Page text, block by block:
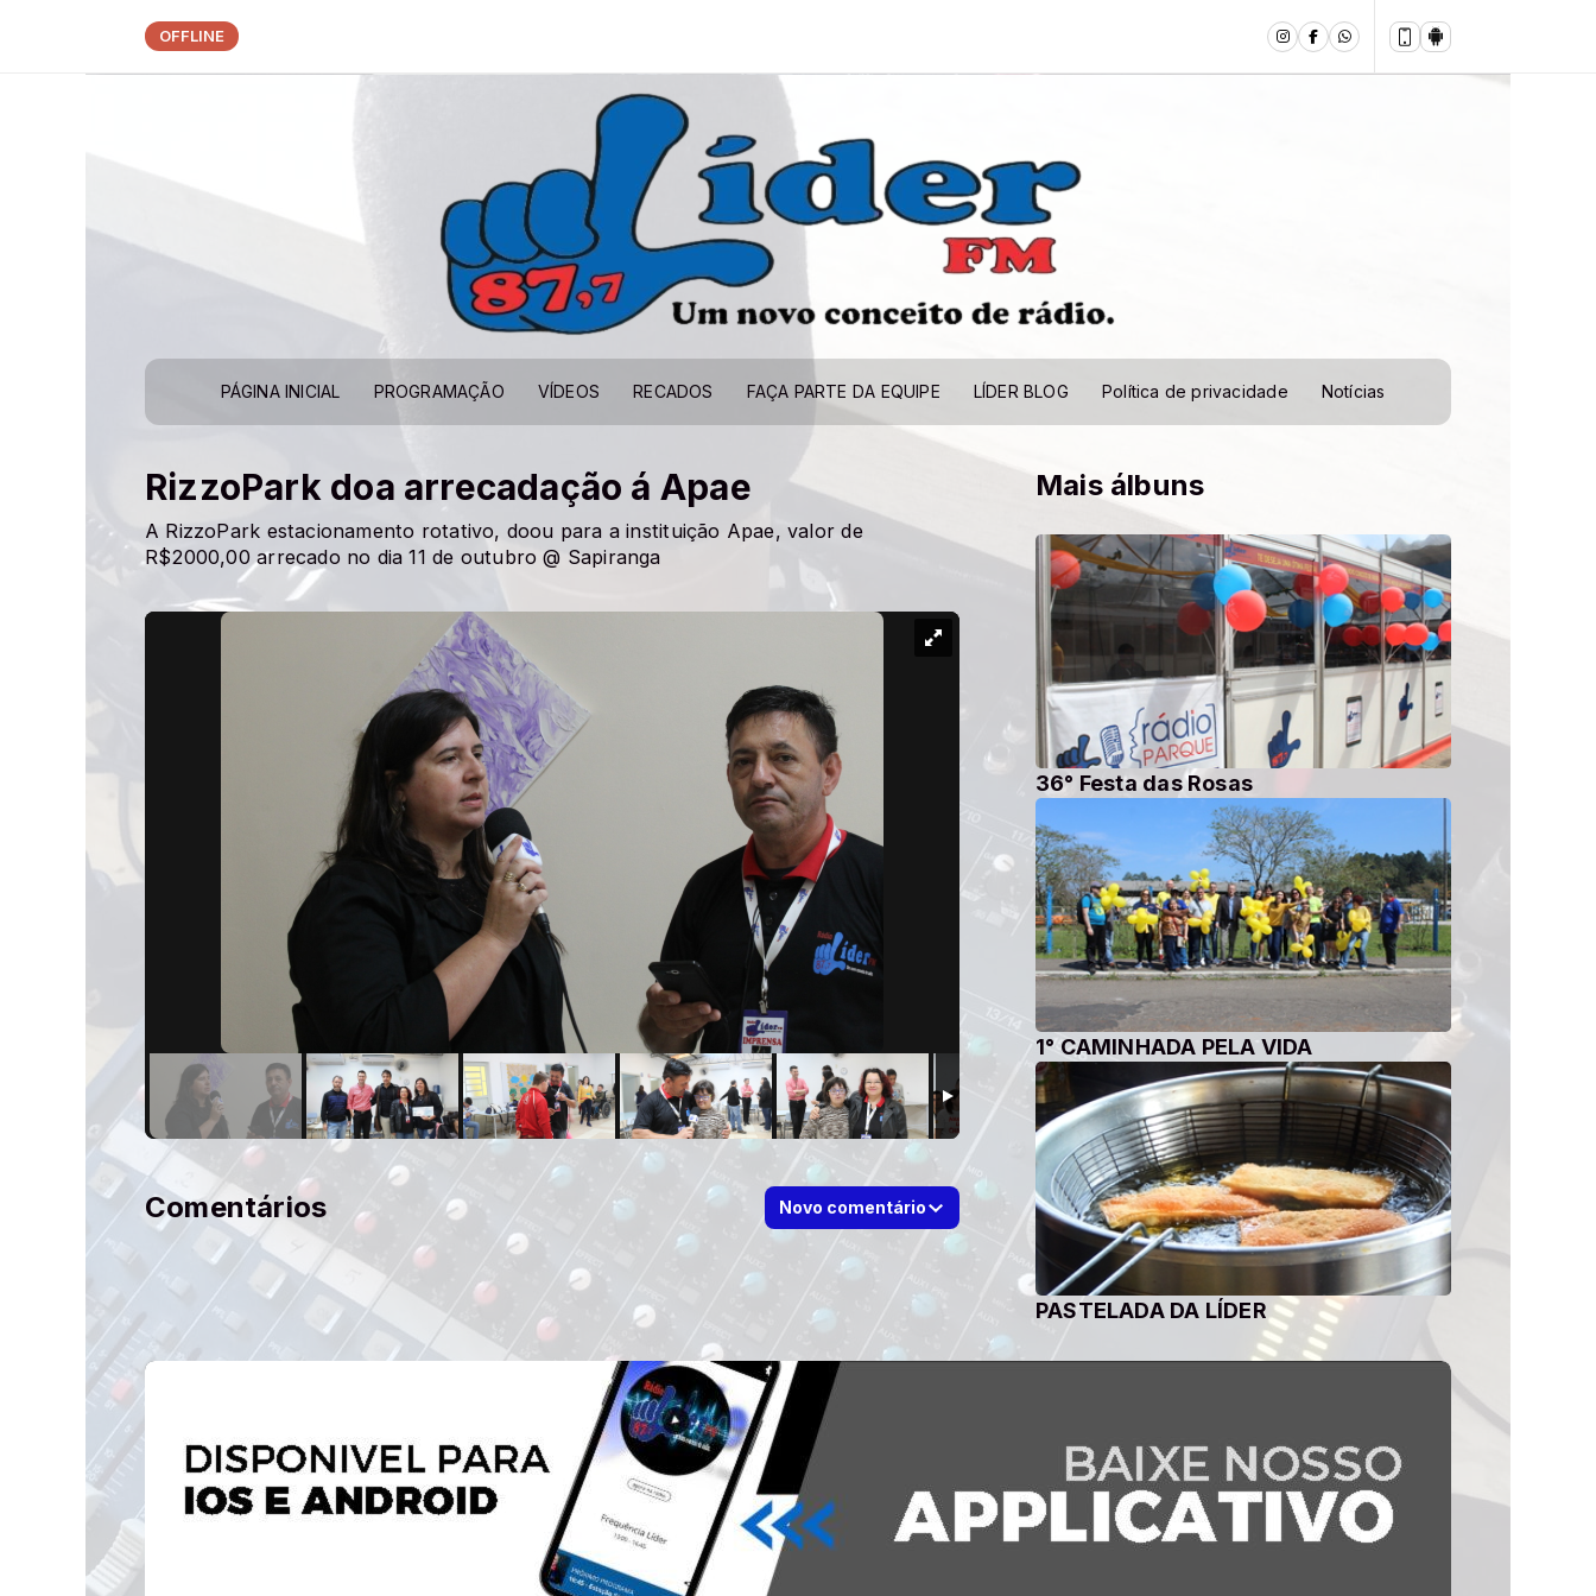
OFFLINE
PÁGINA INICIAL PROGRAMAÇÃO VÍDEOS RECADOS FAÇA PARTE DA EQUIPE LÍDER BLOG Política de privacidade Notícias
RizzoPark doa arrecadação á Apae
A RizzoPark estacionamento rotativo, doou para a instituição Apae, valor de
R$2000,00 arrecado no dia 11 de outubro @ Sapiranga
Mais álbuns
36° Festa das Rosas
1° CAMINHADA PELA VIDA
PASTELADA DA LÍDER
Comentários Novo comentário